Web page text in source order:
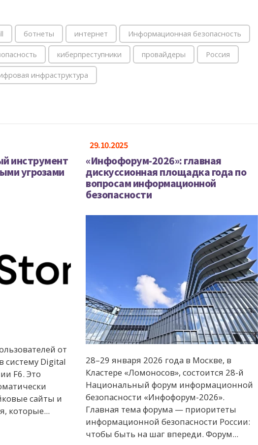
ботнеты интернет Информационная безопасность
киберпреступники провайдеры Россия
инфраструктура
инструмент
угрозами
от
систему Digital
F6. Это
сайты и
которые...
29.10.2025
«Инфофорум-2026»: главная
дискуссионная площадка года по
вопросам информационной
безопасности
28–29 января 2026 года в Москве, в
Кластере «Ломоносов», состоится 28-й
Национальный форум информационной
безопасности «Инфофорум-2026».
Главная тема форума — приоритеты
информационной безопасности России:
чтобы быть на шаг впереди. Форум...